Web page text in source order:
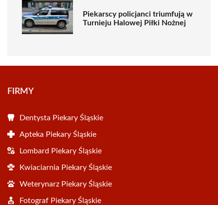
Piekarscy policjanci triumfują w
Turnieju Halowej Piłki Nożnej
FIRMY
Dentysta Piekary Śląskie
Apteka Piekary Śląskie
Lombard Piekary Śląskie
Kwiaciarnia Piekary Śląskie
Weterynarz Piekary Śląskie
Fotograf Piekary Śląskie